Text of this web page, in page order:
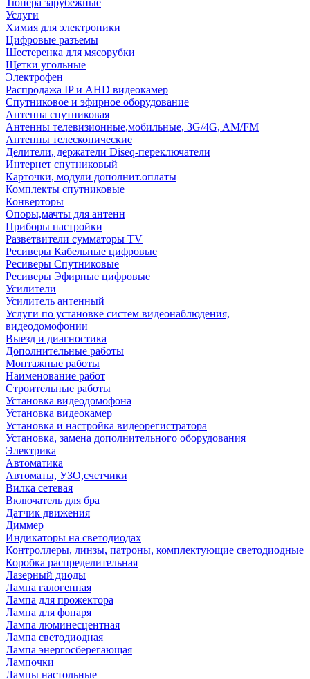
Тюнера зарубежные
Услуги
Химия для электроники
Цифровые разъемы
Шестеренка для мясорубки
Щетки угольные
Электрофен
Распродажа IP и AHD видеокамер
Спутниковое и эфирное оборудование
Антенна спутниковая
Антенны телевизионные,мобильные, 3G/4G, AM/FM
Антенны телескопические
Делители, держатели Diseq-переключатели
Интернет спутниковый
Карточки, модули дополнит.оплаты
Комплекты спутниковые
Конверторы
Опоры,мачты для антенн
Приборы настройки
Разветвители сумматоры TV
Ресиверы Кабельные цифровые
Ресиверы Спутниковые
Ресиверы Эфирные цифровые
Усилители
Усилитель антенный
Услуги по установке систем видеонаблюдения,
видеодомофонии
Выезд и диагностика
Дополнительные работы
Монтажные работы
Наименование работ
Строительные работы
Установка видеодомофона
Установка видеокамер
Установка и настройка видеорегистратора
Установка, замена дополнительного оборудования
Электрика
Автоматика
Автоматы, УЗО,счетчики
Вилка сетевая
Включатель для бра
Датчик движения
Диммер
Индикаторы на светодиодах
Контроллеры, линзы, патроны, комплектующие светодиодные
Коробка распределительная
Лазерный диоды
Лампа галогенная
Лампа для прожектора
Лампа для фонаря
Лампа люминесцентная
Лампа светодиодная
Лампа энергосберегающая
Лампочки
Лампы настольные